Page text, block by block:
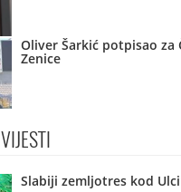
Oliver Šarkić potpisao za
Zenice
VIJESTI
Slabiji zemljotres kod